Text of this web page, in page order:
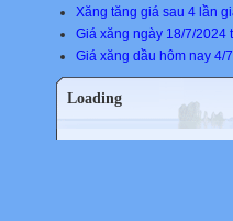
Xăng tăng giá sau 4 lần
Giá xăng ngày 18/7/2024
Giá xăng dầu hôm nay 4/
Loading